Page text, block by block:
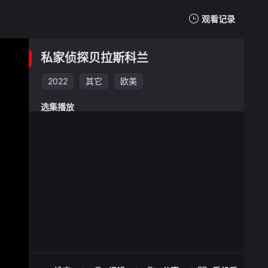
观看记录
私家侦探贝拉斯科兰
2022 其它 欧美
选集播放